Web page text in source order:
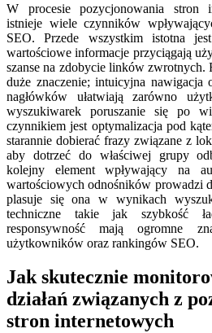
W procesie pozycjonowania stron
istnieje wiele czynników
SEO. Przede wszystkim istotna
wartościowe informacje przyciągają
szanse na zdobycie linków zwrotnych.
duże znaczenie; intuicyjna nawigacja
nagłówków ułatwiają zarówno
wyszukiwarek poruszanie się po
czynnikiem jest optymalizacja pod
starannie dobierać frazy związane z
aby dotrzeć do właściwej grupy
kolejny element wpływający na
wartościowych odnośników prowadzi
plasuje się ona w wynikach
techniczne takie jak szybkość
responsywność mają ogromne
użytkowników oraz rankingów SEO.
Jak skutecznie
działań związanych z
stron internetowych